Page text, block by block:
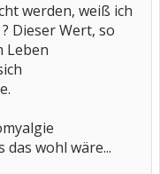
werden, weiß ich
Dieser Wert, so
Leben
wohl wäre...